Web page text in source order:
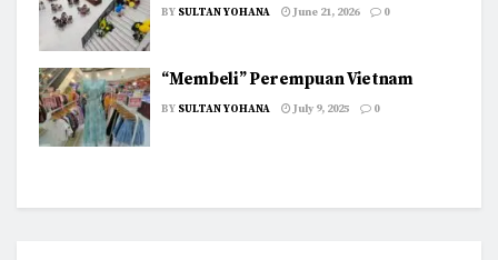
BY SULTAN YOHANA June 21, 2026 0
“Membeli” Perempuan Vietnam
BY SULTAN YOHANA July 9, 2025 0